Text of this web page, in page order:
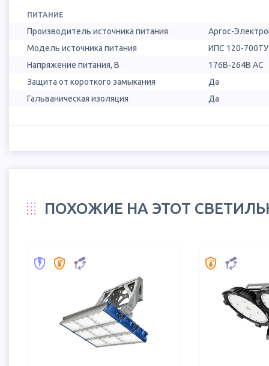
ПИТАНИЕ
Производитель источника питания
Аргос-
Модель источника питания
ИПС 120-700ТУ
Напряжение питания, В
176B-264B AC
Защита от короткого замыкания
Да
Гальваническая изоляция
Да
ПОХОЖИЕ НА ЭТОТ